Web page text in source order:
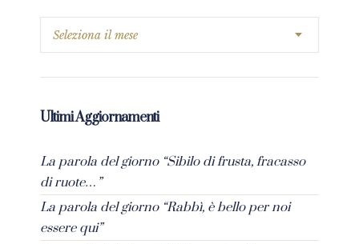
Ultimi Aggiornamenti
La parola del giorno “Sibilo di frusta, fracasso
di ruote…”
La parola del giorno “Rabbì, è bello per noi
essere qui”